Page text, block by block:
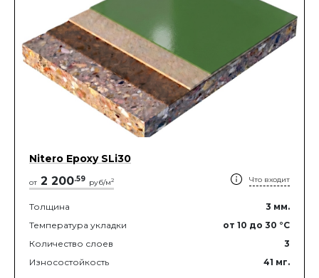
Nitero Epoxy SLi30
от 2 200.59 руб/м2 Что входит
Толщина 3 мм.
Температура укладки
от 10 до 30 °C
Количество слоев
3
Износостойкость
41 мг.